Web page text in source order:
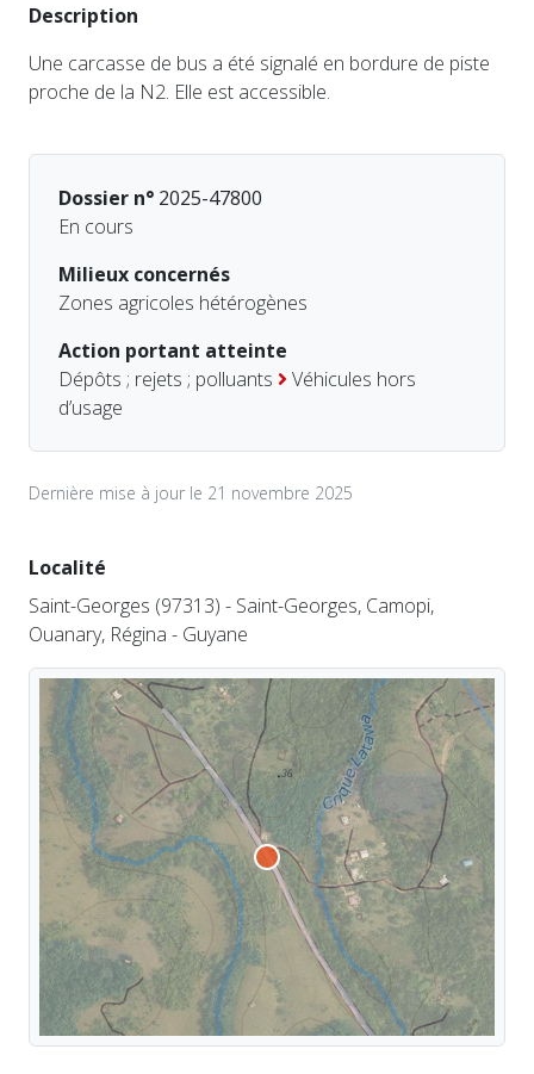
Description
Une carcasse de bus a été signalé en bordure de piste
proche de la N2. Elle est accessible.
Dossier n° 2025-47800
En cours
Milieux concernés
Zones agricoles hétérogènes
Action portant atteinte
Dépôts ; rejets ; polluants
Véhicules hors
d’usage
Dernière mise à jour le 21 novembre 2025
Localité
Saint-Georges (97313) - Saint-Georges, Camopi,
Ouanary, Régina - Guyane